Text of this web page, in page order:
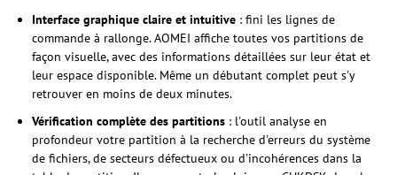
Interface graphique claire et intuitive : fini les lignes de
commande à rallonge. AOMEI affiche toutes vos partitions de
façon visuelle, avec des informations détaillées sur leur état et
leur espace disponible. Même un débutant complet peut s'y
retrouver en moins de deux minutes.
Vérification complète des partitions : l'outil analyse en
profondeur votre partition à la recherche d'erreurs du système
de fichiers, de secteurs défectueux ou d'incohérences dans la